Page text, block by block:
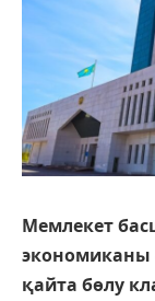
Мемлекет
экономиканы
қайта бөлу